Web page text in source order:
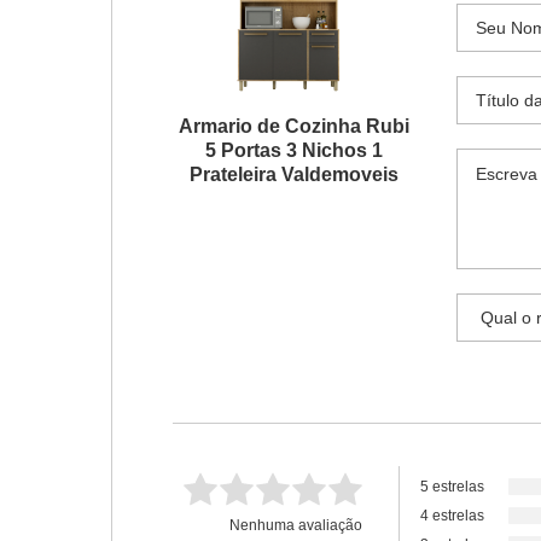
Armario de Cozinha Rubi
5 Portas 3 Nichos 1
Prateleira Valdemoveis
Nenhuma avaliação
5 estrelas
4 estrelas